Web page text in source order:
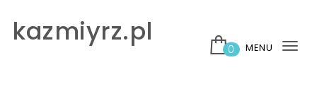
kazmiyrz.pl
0 MENU